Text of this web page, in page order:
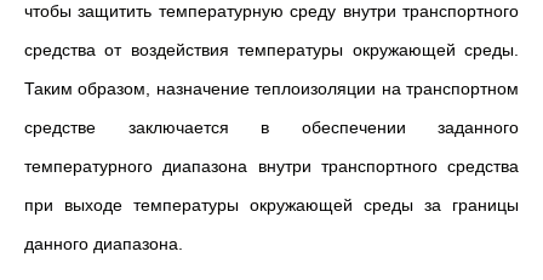
чтобы защитить температурную среду внутри транспортного
средства от воздействия температуры окружающей среды.
Таким образом, назначение теплоизоляции на транспортном
средстве заключается в обеспечении заданного
температурного диапазона внутри транспортного средства
при выходе температуры окружающей среды за границы
данного диапазона.